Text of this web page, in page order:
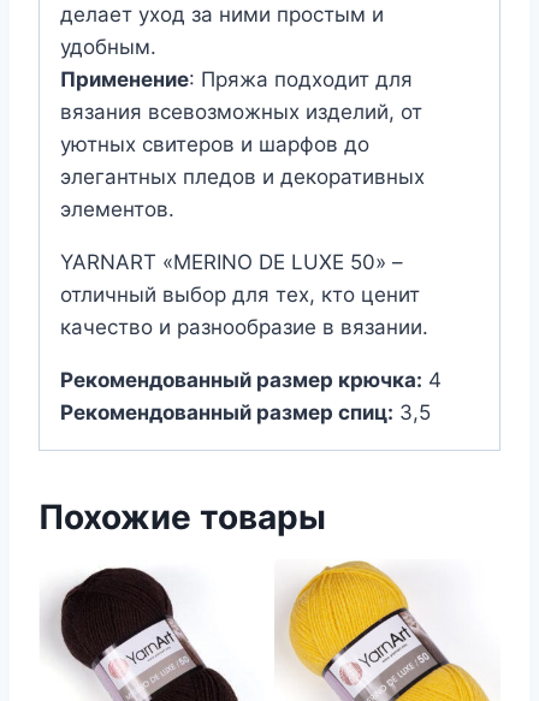
делает уход за ними простым и
удобным.
Применение: Пряжа подходит для
вязания всевозможных изделий, от
уютных свитеров и шарфов до
элегантных пледов и декоративных
элементов.
YARNART «MERINO DE LUXE 50» –
отличный выбор для тех, кто ценит
качество и разнообразие в вязании.
Рекомендованный размер крючка: 4
Рекомендованный размер спиц: 3,5
Похожие товары